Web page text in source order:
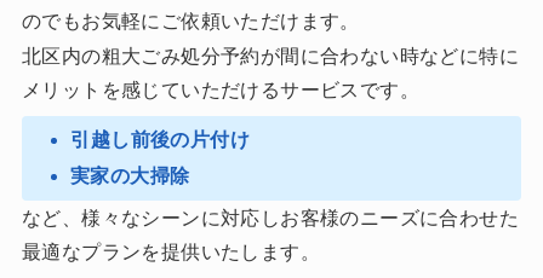
のでもお気軽にご依頼いただけます。
北区内の粗大ごみ処分予約が間に合わない時などに特に
メリットを感じていただけるサービスです。
︎引越し前後の片付け
実家の大掃除
など、様々なシーンに対応しお客様のニーズに合わせた
最適なプランを提供いたします。